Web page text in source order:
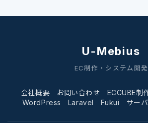
U-Mebius
EC制作・システム開発
会社概要 お問い合わせ ECCUBE制
WordPress
Laravel Fukui サー